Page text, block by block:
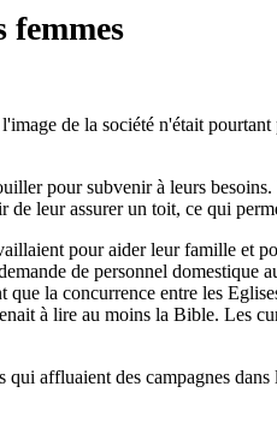
femmes
de la société n'était
pour subvenir à leurs
de leur assurer un toit, ce qui
pour aider leur famille et
de personnel
la concurrence entre les
à lire au moins la Bible. Les
affluaient des campagnes